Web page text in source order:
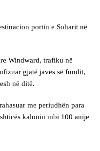
portin e Soharit në
Windward, trafiku në
gjatë javës së fundit,
në ditë.
me periudhën para
kalonin mbi 100 anije